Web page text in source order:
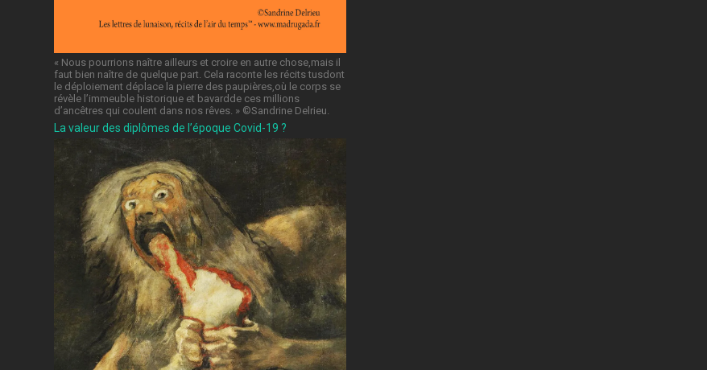
« Nous pourrions naître ailleurs et croire en autre chose,mais il
faut bien naître de quelque part. Cela raconte les récits tusdont
le déploiement déplace la pierre des paupières,où le corps se
révèle l’immeuble historique et bavardde ces millions
d’ancêtres qui coulent dans nos rêves. » ©️Sandrine Delrieu.
La valeur des diplômes de l’époque Covid-19 ?